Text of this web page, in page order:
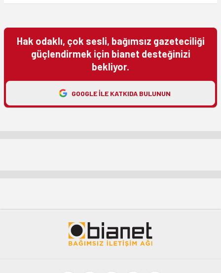
Hak odaklı, çok sesli, bağımsız gazeteciliği
güçlendirmek için bianet desteğinizi
bekliyor.
GOOGLE ILE KATKIDA BULUNUN